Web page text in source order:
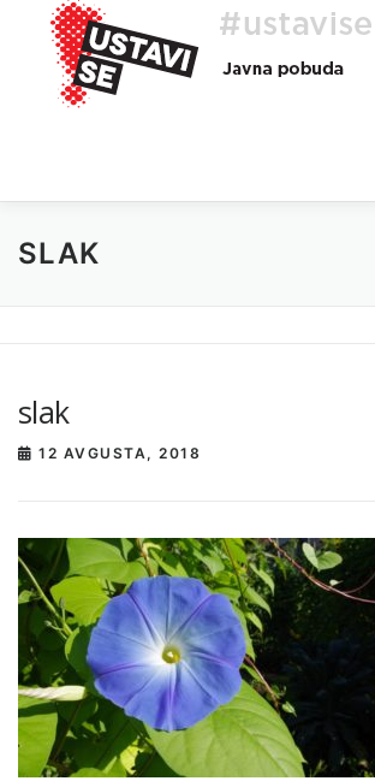
Preskoči
vsebino
O AKCIJI
SLAK
slak
12 AVGUSTA, 2018